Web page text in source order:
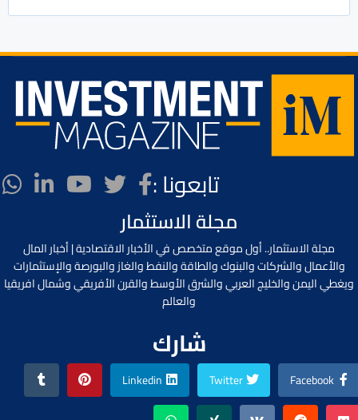
تابعونا :
مجلة الاستثمار
مجلة الاستثمار.. أول موقع متخصص في الأخبار الاقتصادية | أخبار المال
والأعمال والشركات والبنوك والطاقة والنفط والغاز والبورصة والإستثمارات
ويغطي اليمن والخليج العربي والشرق الأوسط والقرن الأفريقي وشمال افريقيا
والعالم
شارك
Facebook
Twitter
Linkedin